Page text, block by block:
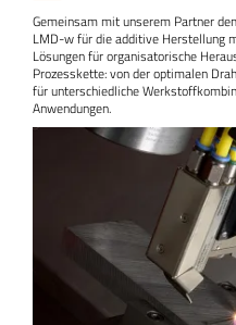
Gemeinsam mit unserem Partner
LMD-w für die additive Herstellung
Lösungen für organisatorische
Prozesskette: von der optimalen
für unterschiedliche
Anwendungen.